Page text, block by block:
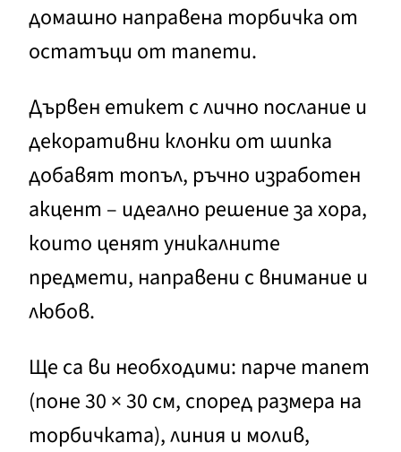
домашно направена торбичка от
остатъци от тапети.
Дървен етикет с лично послание и
декоративни клонки от шипка
добавят топъл, ръчно изработен
акцент – идеално решение за хора,
които ценят уникалните
предмети, направени с внимание и
любов.
Ще са ви необходими: парче тапет
(поне 30 × 30 см, според размера на
торбичката), линия и молив,